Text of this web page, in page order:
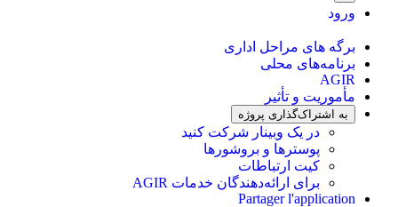
ورود
برگه های مراحل اداری
برنامه‌های محلی
AGIR
مأموریت و تأثیر
به اشتراک‌گذاری پروژه
در یک وبینار شرکت کنید
پوسترها و بروشورها
کیت ارتباطات
برای ارائه‌دهندگان خدمات AGIR
Partager l'application